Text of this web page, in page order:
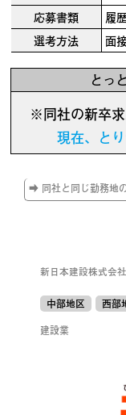
応募書類
履
選考方法
面
とっ
※同社の新卒求
現在、と
➡ 同社と同じ勤務地
新日本建設株式会社
中部地区
西部
建設業